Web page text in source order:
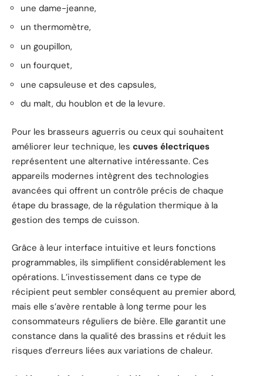
une dame-jeanne,
un thermomètre,
un goupillon,
un fourquet,
une capsuleuse et des capsules,
du malt, du houblon et de la levure.
Pour les brasseurs aguerris ou ceux qui souhaitent
améliorer leur technique, les cuves électriques
représentent une alternative intéressante. Ces
appareils modernes intègrent des technologies
avancées qui offrent un contrôle précis de chaque
étape du brassage, de la régulation thermique à la
gestion des temps de cuisson.
Grâce à leur interface intuitive et leurs fonctions
programmables, ils simplifient considérablement les
opérations. L’investissement dans ce type de
récipient peut sembler conséquent au premier abord,
mais elle s’avère rentable à long terme pour les
consommateurs réguliers de bière. Elle garantit une
constance dans la qualité des brassins et réduit les
risques d’erreurs liées aux variations de chaleur.